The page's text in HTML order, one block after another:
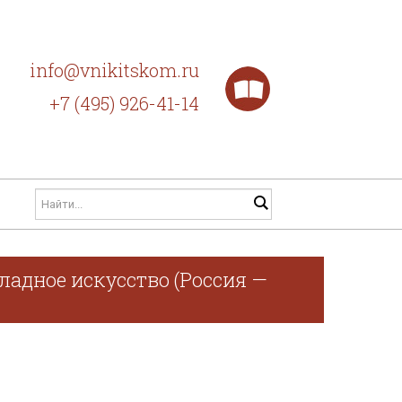
info@vnikitskom.ru
+7 (495) 926-41-14
искусство (Россия —